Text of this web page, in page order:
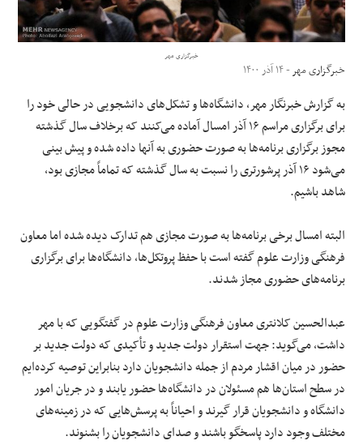
علوم و فن آوری
فرهنگی و هنری
مقالات
خبرگزاری مهر
خبرگزاری مهر- ۱۴ آذر ۱۴۰۰
به گزارش خبرنگار مهر، دانشگاه‌ها و تشکل‌های دانشجویی در حالی خود را
برای برگزاری مراسم ۱۶ آذر امسال آماده می‌کنند که برخلاف سال گذشته
مجوز برگزاری برنامه‌ها به صورت حضوری به آنها داده شده و پیش بینی
می‌شود ۱۶ آذر پرشورتری را نسبت به سال گذشته که تماماً مجازی بود،
شاهد باشیم.
البته امسال برخی برنامه‌ها به صورت مجازی هم تدارک دیده شده اما معاون
فرهنگی وزارت علوم گفته است با حفظ پروتکل‌ها، دانشگاه‌ها برای برگزاری
برنامه‌های حضوری مجاز شدند.
عبدالحسین کلانتری معاون فرهنگی وزارت علوم در گفتگویی که با مهر
داشت، می‌گوید: جهت استقرار دولت جدید و تأکیدی که دولت جدید بر
حضور در میان اقشار مردم از جمله دانشجویان دارد بنابراین توصیه کرده‌ایم
در سطح استان‌ها هم مسئولان در دانشگاه‌ها حضور یابند و در جریان امور
دانشگاه و دانشجویان قرار گیرند و احیاناً به پرسش‌هایی که در زمینه‌های
مختلف وجود دارد پاسخگو باشند و صدای دانشجویان را بشنوند.